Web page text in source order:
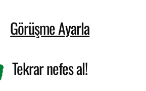
Görüşme Ayarla
Tekrar nefes al!